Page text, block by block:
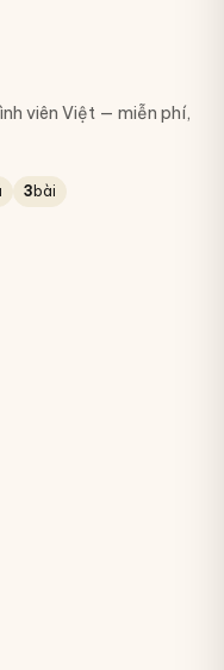
viên Việt — miễn phí,
3 bài